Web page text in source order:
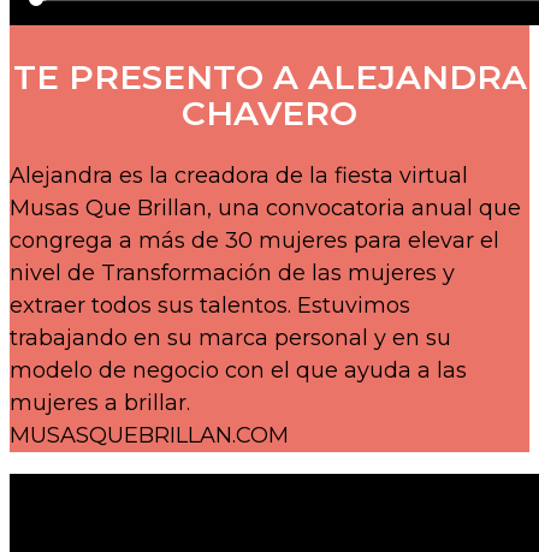
TE PRESENTO A ALEJANDRA
CHAVERO
Alejandra es la creadora de la fiesta virtual
Musas Que Brillan, una convocatoria anual que
congrega a más de 30 mujeres para elevar el
nivel de Transformación de las mujeres y
extraer todos sus talentos. Estuvimos
trabajando en su marca personal y en su
modelo de negocio con el que ayuda a las
mujeres a brillar.
MUSASQUEBRILLAN.COM